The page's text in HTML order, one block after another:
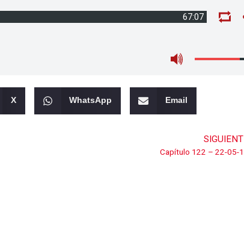
67:07
X WhatsApp Email
Capítulo 122 – 22-05-